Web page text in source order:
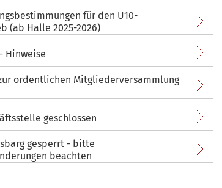
für den U10-
(ab Halle 2025-2026)
Hinweise
ordentlichen Mitgliederversammlung
geschlossen
gesperrt - bitte
beachten